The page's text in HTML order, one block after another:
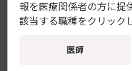
脱毛症リスク上昇と
報を医療関係者の方に提
該当する職種をクリック
医師